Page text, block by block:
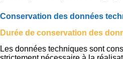
Conservation des données
Durée de conservation des
Les données techniques sont